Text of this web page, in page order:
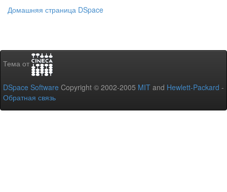
Домашняя страница DSpace
Тема от
DSpace Software Copyright © 2002-2005 MIT and Hewlett-Packard -
Обратная связь